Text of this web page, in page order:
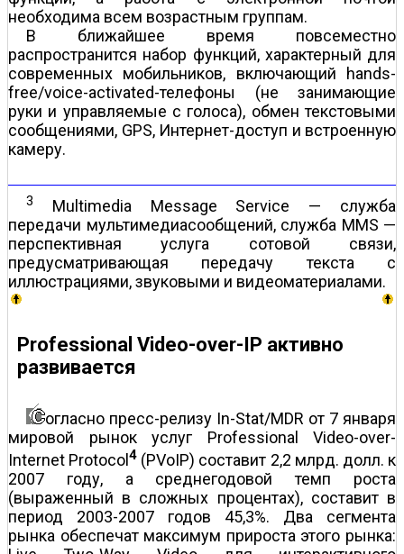
необходима всем возрастным группам.
В ближайшее время повсеместно
распространится набор функций, характерный для
современных мобильников, включающий hands-
free/voice-activated-телефоны (не занимающие
руки и управляемые с голоса), обмен текстовыми
сообщениями, GPS, Интернет-доступ и встроенную
камеру.
3
Multimedia Message Service — служба
передачи мультимедиасообщений, служба MMS —
перспективная услуга сотовой связи,
предусматривающая передачу текста с
иллюстрациями, звуковыми и видеоматериалами.
Professional Video-over-IP активно
развивается
огласно пресс-релизу In-Stat/MDR от 7 января
мировой рынок услуг Professional Video-over-
Internet Protocol4 (PVoIP) составит 2,2 млрд. долл. к
2007 году, а среднегодовой темп роста
(выраженный в сложных процентах), составит в
период 2003-2007 годов 45,3%. Два сегмента
рынка обеспечат максимум прироста этого рынка: